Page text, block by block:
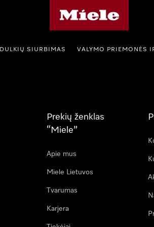
DULKIŲ SIURBIMAS VALYMO PRIEMONĖS
Prekių ženklas
“Miele”
Apie mus
Miele Lietuvos
Tvarumas
Karjera